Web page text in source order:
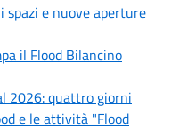
spazi e nuove aperture
il Flood Bilancino
2026: quattro giorni
e le attività "Flood